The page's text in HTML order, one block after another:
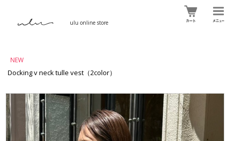
ulu online store
NEW
Docking v neck tulle vest（2color）